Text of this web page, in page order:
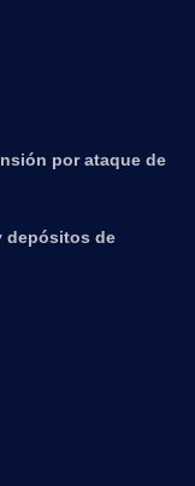
por ataque de
depósitos de